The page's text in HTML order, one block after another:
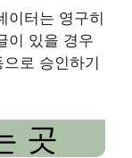
이터는 영구히
이 있을 경우
로 승인하기
곳